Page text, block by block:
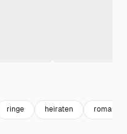
ringe heiraten romantik